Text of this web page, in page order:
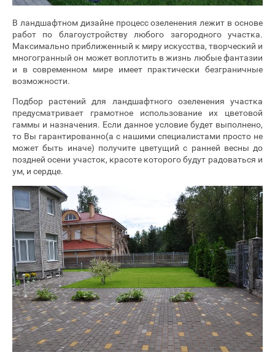
В ландшафтном дизайне процесс озеленения лежит в основе
работ по благоустройству любого загородного участка.
Максимально приближенный к миру искусства, творческий и
многогранный он может воплотить в жизнь любые фантазии
и в современном мире имеет практически безграничные
возможности.
Подбор растений для ландшафтного озеленения участка
предусматривает грамотное использование их цветовой
гаммы и назначения. Если данное условие будет выполнено,
то Вы гарантированно(а с нашими специалистами просто не
может быть иначе) получите цветущий с ранней весны до
поздней осени участок, красоте которого будут радоваться и
ум, и сердце.